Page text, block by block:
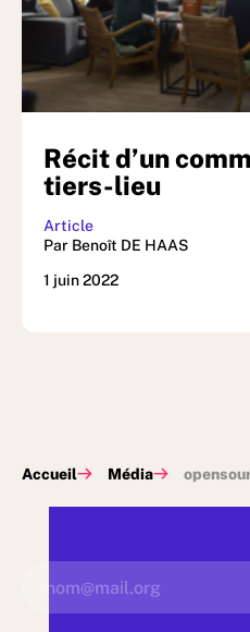
Récit d’un
tiers-lieu
Article
Par Benoît DE HAAS
1 juin 2022
Accueil Média